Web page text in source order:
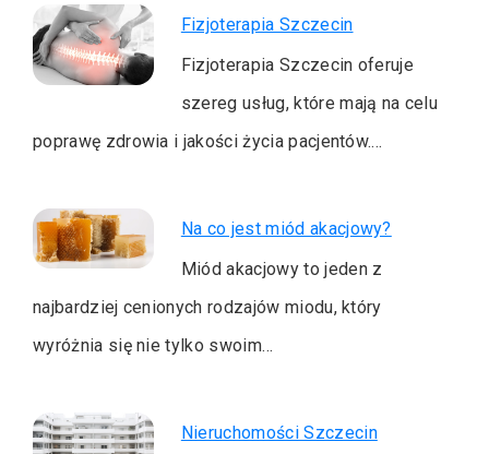
Fizjoterapia Szczecin
Fizjoterapia Szczecin oferuje
szereg usług, które mają na celu
poprawę zdrowia i jakości życia pacjentów.…
Na co jest miód akacjowy?
Miód akacjowy to jeden z
najbardziej cenionych rodzajów miodu, który
wyróżnia się nie tylko swoim…
Nieruchomości Szczecin